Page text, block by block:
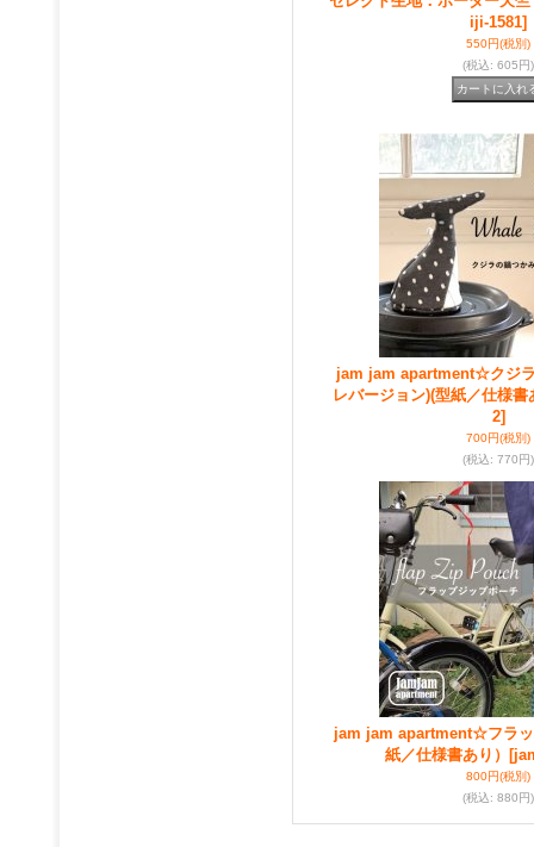
iji-1581]
550円(税別)
(税込: 605円)
jam jam apartment☆クジ
レバージョン)(型紙／仕様書
2]
700円(税別)
(税込: 770円)
jam jam apartment☆フラッ
紙／仕様書あり）
800円(税別)
(税込: 880円)